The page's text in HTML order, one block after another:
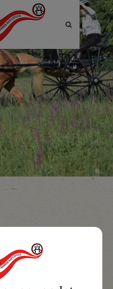
Site
search
toggle